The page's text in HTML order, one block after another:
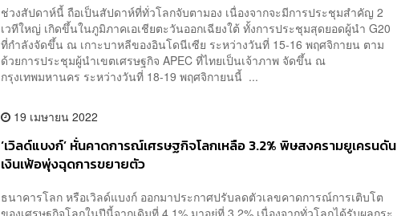
ช่วงสัปดาห์นี้ ถือเป็นสัปดาห์ที่ทั่วโลกจับตามอง เนื่องจากจะมีการประชุมสำคัญ 2
เวทีใหญ่ เกิดขึ้นในภูมิภาคเอเชียตะวันออกเฉียงใต้ ทั้งการประชุมสุดยอดผู้นำ G20
ที่กำลังจัดขึ้น ณ เกาะบาหลีของอินโดนีเซีย ระหว่างวันที่ 15-16 พฤศจิกายน ตาม
ด้วยการประชุมผู้นำเขตเศรษฐกิจ APEC ที่ไทยเป็นเจ้าภาพ จัดขึ้น ณ
กรุงเทพมหานคร ระหว่างวันที่ 18-19 พฤศจิกายนนี้ ...
19 เมษายน 2022
‘เวิลด์แบงก์’ หั่นคาดการณ์เศรษฐกิจโลกเหลือ 3.2% พิษสงครามยูเครนดัน
เงินเฟ้อพุ่งฉุดการขยายตัว
ธนาคารโลก หรือเวิลด์แบงก์ ออกมาประกาศปรับลดตัวเลขคาดการณ์การเติบโต